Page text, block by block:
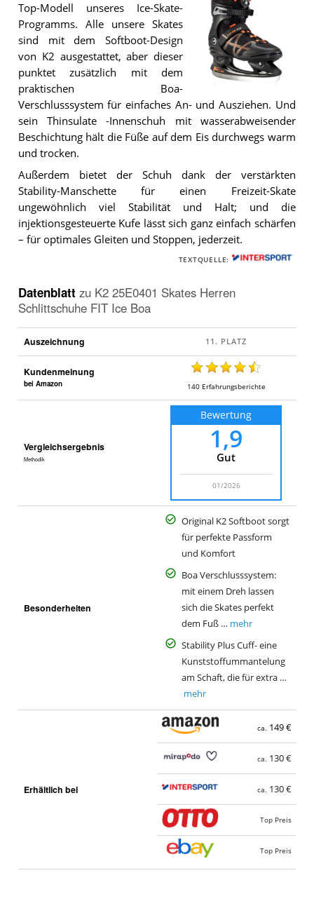
K2
25E0401
Herren
Ice
Top-Modell unseres Ice-Skate-
Programms. Alle unsere Skates
sind mit dem Softboot-Design
von K2 ausgestattet, aber dieser
punktet zusätzlich mit dem
praktischen Boa-
Verschlusssystem für einfaches An- und Ausziehen. Und
sein Thinsulate -Innenschuh mit wasserabweisender
Beschichtung hält die Füße auf dem Eis durchwegs warm
und trocken.
Außerdem bietet der Schuh dank der verstärkten
Stability-Manschette für einen Freizeit-Skate
ungewöhnlich viel Stabilität und Halt; und die
injektionsgesteuerte Kufe lässt sich ganz einfach schärfen
– für optimales Gleiten und Stoppen, jederzeit.
TEXTQUELLE:
Datenblatt zu K2 25E0401 Skates Herren
Schlittschuhe FIT Ice Boa
Auszeichnung
Kundenmeinung
bei Amazon 140 Erfahrungsberichte
Vergleichsergebnis
Methodik
Bewertung
1,9
Gut
01/2026
Besonderheiten
Original K2 Softboot sorgt
für perfekte Passform
und Komfort
Boa Verschlusssystem:
mit einem Dreh lassen
sich die Skates perfekt
dem Fuß … mehr
Stability Plus Cuff- eine
Kunststoffummantelung
am Schaft, die für extra …
mehr
Erhältlich bei
ca. 149 €
ca. 130 €
ca. 130 €
Top Preis
Top Preis